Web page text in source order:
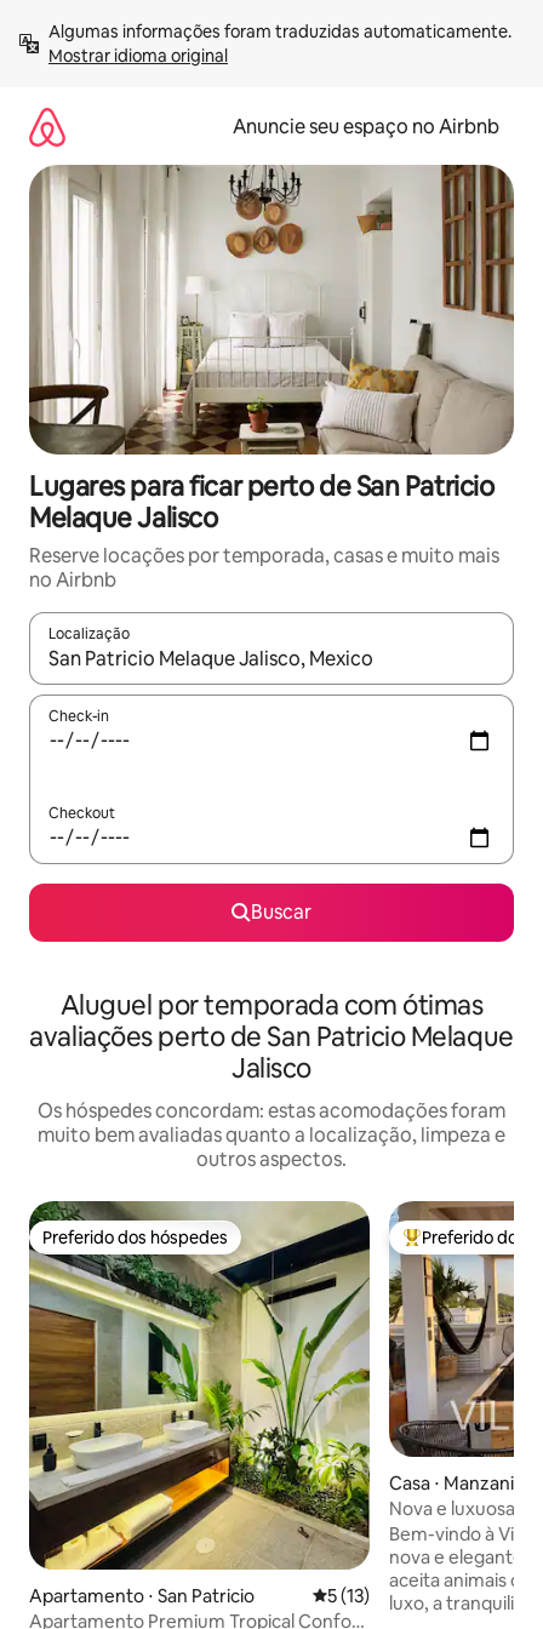
para
Mostrar idioma original
Anuncie seu espaço no Airbnb
Lugares para ficar perto de San Patricio
Melaque Jalisco
Reserve locações por temporada, casas e muito mais
no Airbnb
Localização
Quando os resultados estiverem disponíveis, explore-os
Check-in
Checkout
Buscar
Aluguel por temporada com ótimas
avaliações perto de San Patricio Melaque
Jalisco
Os hóspedes concordam: estas acomodações foram
muito bem avaliadas quanto a localização, limpeza e
outros aspectos.
Preferido dos hóspedes
Preferido dos hóspedes
Apartamento ⋅ San Patricio 5 de uma avaliação média
5 (13)
Apartamento Premium Tropical Confort
Entre os
Preferido dos
Casa ⋅ Manzanillo
Nova e luxuosa:
imersão
Bem-vindo à Villa
nova e elegante
aceita animais de
luxo, a